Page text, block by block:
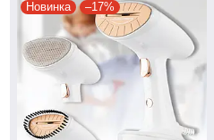
Новинка –17%